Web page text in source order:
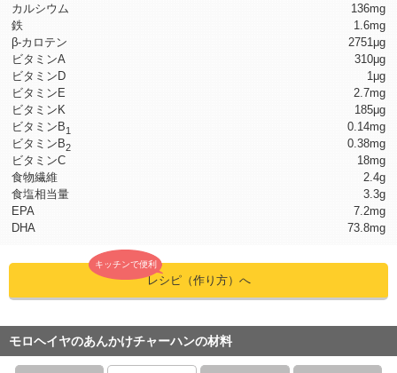
カルシウム
136mg
鉄
1.6mg
β-カロテン
2751μg
ビタミンA
310μg
ビタミンD
1μg
ビタミンE
2.7mg
ビタミンK
185μg
ビタミンB1
0.14mg
ビタミンB2
0.38mg
ビタミンC
18mg
食物繊維
2.4g
食塩相当量
3.3g
EPA
7.2mg
DHA
73.8mg
キッチンで便利
レシピ（作り方）へ
モロヘイヤのあんかけチャーハンの材料